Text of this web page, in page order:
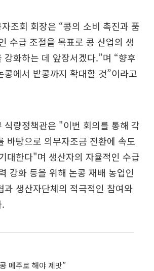
조회 회장은 “콩의 소비 촉진과 품
수급 조절을 목표로 콩 산업의 생
강화하는 데 앞장서겠다.”며 “향후
콩에서 밭콩까지 확대할 것”이라고
식량정책관은 "이번 회의를 통해 각
바탕으로 의무자조금 전환에 속도
대한다"며 생산자의 자율적인 수급
강화 등을 위해 논콩 재배 농업인
과 생산자단체의 적극적인 참여와
메주로 해야 제맛”